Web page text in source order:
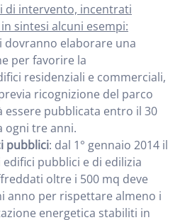
di intervento, incentrati
sintesi alcuni esempi:
dovranno elaborare una
per favorire la
residenziali e commerciali,
ricognizione del parco
essere pubblicata entro il 30
ogni tre anni.
pubblici: dal 1° gennaio 2014 il
pubblici e di edilizia
oltre i 500 mq deve
anno per rispettare almeno i
energetica stabiliti in